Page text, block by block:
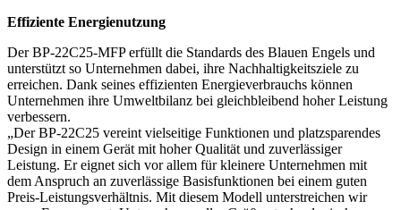
Effiziente Energienutzung
Der BP-22C25-MFP erfüllt die Standards des Blauen Engels und
unterstützt so Unternehmen dabei, ihre Nachhaltigkeitsziele zu
erreichen. Dank seines effizienten Energieverbrauchs können
Unternehmen ihre Umweltbilanz bei gleichbleibend hoher Leistung
verbessern.
„Der BP-22C25 vereint vielseitige Funktionen und platzsparendes
Design in einem Gerät mit hoher Qualität und zuverlässiger
Leistung. Er eignet sich vor allem für kleinere Unternehmen mit
dem Anspruch an zuverlässige Basisfunktionen bei einem guten
Preis-Leistungsverhältnis. Mit diesem Modell unterstreichen wir